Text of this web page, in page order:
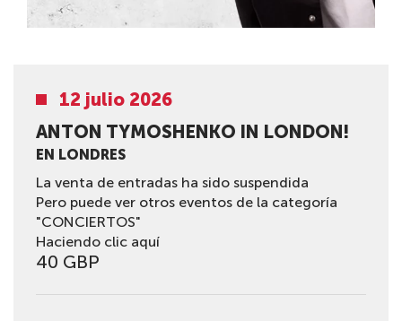
12 julio 2026
ANTON TYMOSHENKO IN LONDON!
EN LONDRES
La venta de entradas ha sido suspendida
Pero puede ver otros eventos de la categoría
"CONCIERTOS"
Haciendo clic aquí
40 GBP